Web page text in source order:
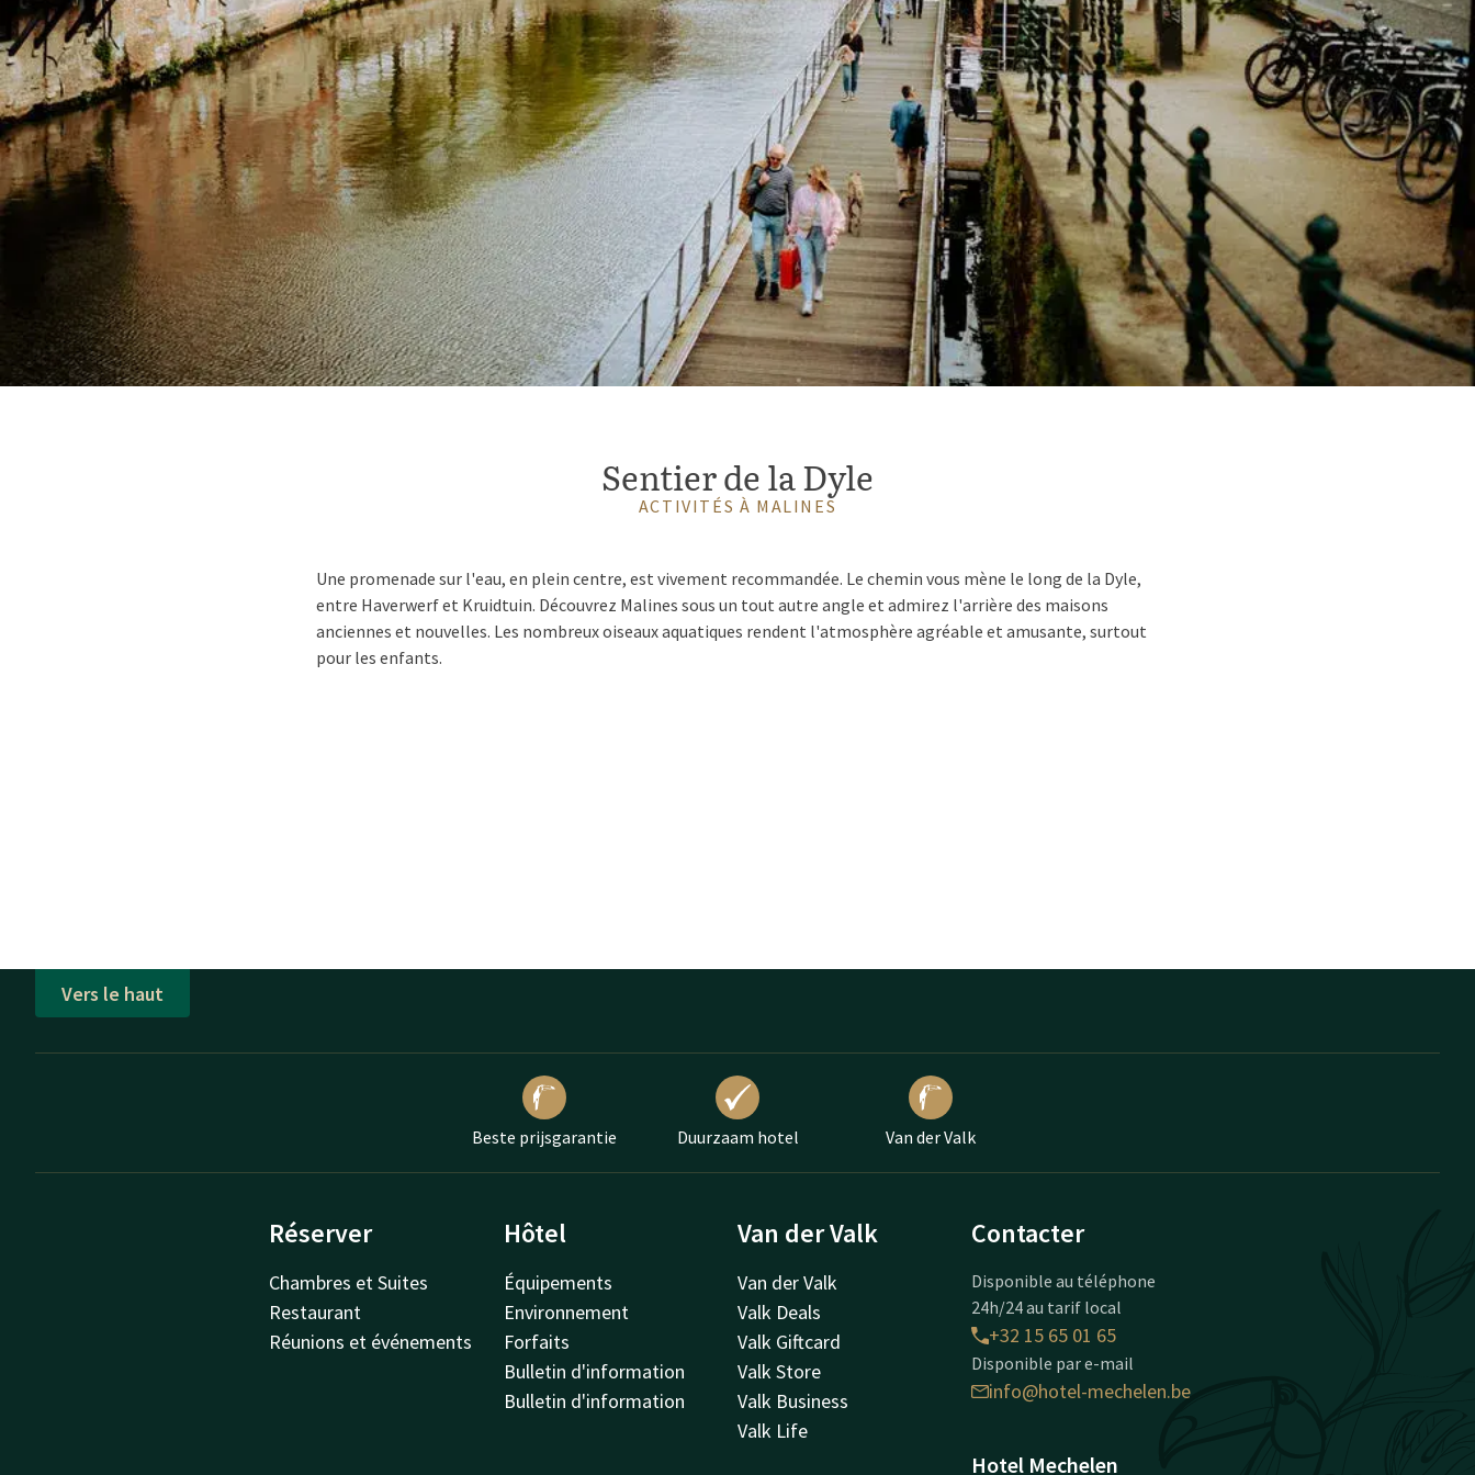
Sentier de la Dyle
ACTIVITÉS À MALINES
Une promenade sur l'eau, en plein centre, est vivement recommandée. Le chemin vous mène le long de la Dyle,
entre Haverwerf et Kruidtuin. Découvrez Malines sous un tout autre angle et admirez l'arrière des maisons
anciennes et nouvelles. Les nombreux oiseaux aquatiques rendent l'atmosphère agréable et amusante, surtout
pour les enfants.
Vers le haut
Beste prijsgarantie Duurzaam hotel Van der Valk
Réserver
Chambres et Suites
Restaurant
Réunions et événements
Hôtel
Équipements
Environnement
Forfaits
Bulletin d'information
Bulletin d'information
Van der Valk
Van der Valk
Valk Deals
Valk Giftcard
Valk Store
Valk Business
Valk Life
Contacter
Disponible au téléphone
24h/24 au tarif local
+32 15 65 01 65
Disponible par e-mail
info@hotel-mechelen.be
Hotel Mechelen